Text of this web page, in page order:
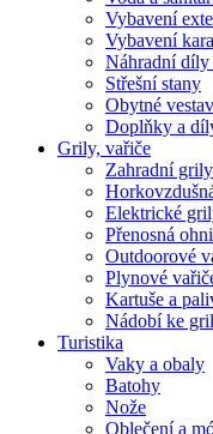
Vybavení
Vybavení
Náhradní díly
Střešní stany
Obytné
Doplňky a
Grily, vařiče
Zahradní grily
Elektrické
Přenosná
Outdoorové
Plynové
Kartuše a
Nádobí ke
Turistika
Vaky a obaly
Batohy
Nože
Oblečení a